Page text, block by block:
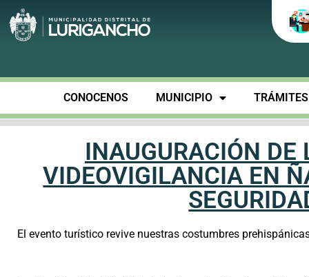
CONOCENOS MUNICIPIO
INAUGURACIÓN DE
VIDEOVIGILANCIA EN
El evento turístico revive nuestras costumbres